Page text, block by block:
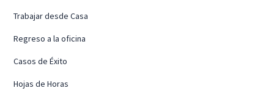
Trabajar desde Casa
Regreso a la oficina
Casos de Éxito
Hojas de Horas